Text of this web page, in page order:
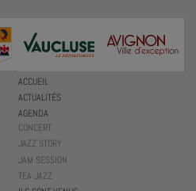
ACCUEIL
ACTUALITÉS
AGENDA
CONCERT
JAZZ STORY
JAM SESSION
TEA JAZZ